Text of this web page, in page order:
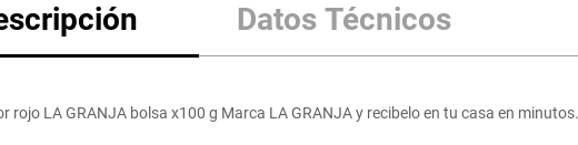
Datos Técnicos
rojo LA GRANJA bolsa x100 g Marca LA GRANJA y recibelo en tu casa en minutos.